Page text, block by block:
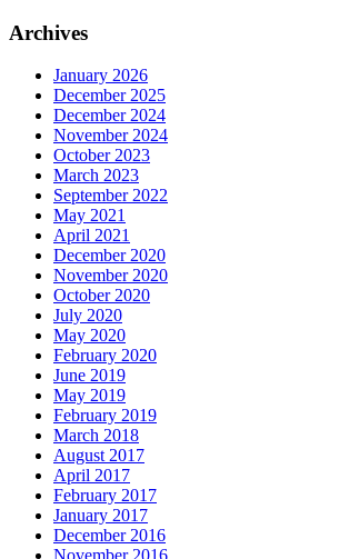
Archives
January 2026
December 2025
December 2024
November 2024
October 2023
March 2023
September 2022
May 2021
April 2021
December 2020
November 2020
October 2020
July 2020
May 2020
February 2020
June 2019
May 2019
February 2019
March 2018
August 2017
April 2017
February 2017
January 2017
December 2016